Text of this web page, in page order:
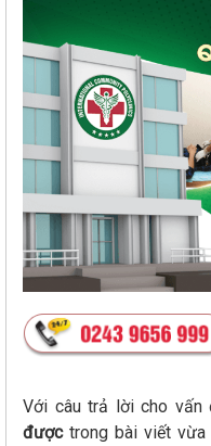
Với câu trả lời cho vấn
được trong bài viết